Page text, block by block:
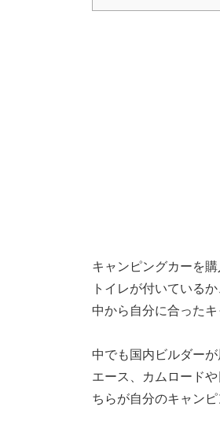
キャンピングカーを
トイレが付いている
中から自分に合った
中でも国内ビルダー
エース、カムロード
ちらが自分のキャン